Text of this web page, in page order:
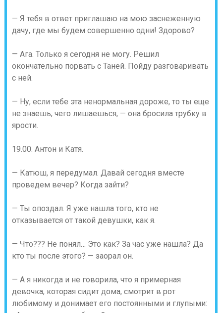
— Я тебя в ответ приглашаю на мою заснеженную
дачу, где мы будем совершенно одни! Здорово?
— Ага. Только я сегодня не могу. Решил
окончательно порвать с Таней. Пойду разговаривать
с ней.
— Ну, если тебе эта ненормальная дороже, то ты еще
не знаешь, чего лишаешься, — она бросила трубку в
ярости.
19.00. Антон и Катя.
— Катюш, я передумал. Давай сегодня вместе
проведем вечер? Когда зайти?
— Ты опоздал. Я уже нашла того, кто не
отказывается от такой девушки, как я.
— Что??? Не понял… Это как? За час уже нашла? Да
кто ты после этого? — заорал он.
— А я никогда и не говорила, что я примерная
девочка, которая сидит дома, смотрит в рот
любимому и донимает его постоянными и глупыми: